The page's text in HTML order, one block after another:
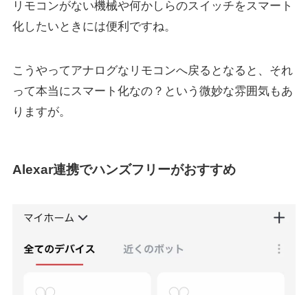
リモコンがない機械や何かしらのスイッチをスマート
化したいときには便利ですね。
こうやってアナログなリモコンへ戻るとなると、それ
って本当にスマート化なの？という微妙な雰囲気もあ
りますが。
Alexar連携でハンズフリーがおすすめ